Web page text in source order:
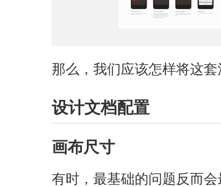
那么，我们应该怎样将这
设计文档配置
画布尺寸
有时，最基础的问题反而